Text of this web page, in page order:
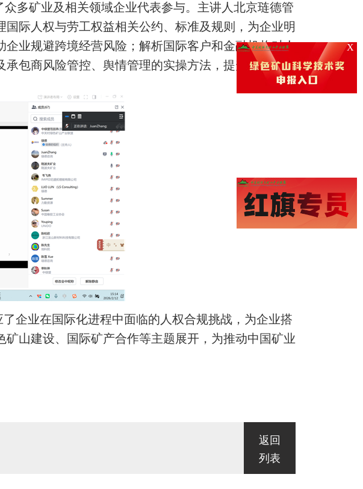
多矿业及相关领域企业代表参与。主讲人北京琏德管
国际人权与劳工权益相关公约、标准及规则，为企业明
企业规避跨境经营风险 ； 解析国际客户和金融机构对人
承包商风险管控、舆情管理的实操方法，提升企业合规
企业在国际化进程中面临的人权合规挑战，为企业搭
山建设、国际矿产合作等主题展开，为推动中国矿业
返回
列表
X